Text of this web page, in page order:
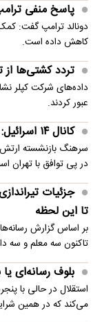
پاسخ منفی
دونالد ترامپ گفت:
کاهش داده است.
تردد کشتی‌ها
داده‌های شرکت کپلر
عبور کردند.
کانال ۱۴ اسرائیل: ترامپ به سمت توافق با ایران می‌رود
سرهنگ بازنشسته ارتش
در پی توافق با تهران
تا این لحظه
بر اساس گزارش
تاکنون سه معلم و سه
بلوف رسانه‌ای
استقلال در حالی با
می‌کند که در همین